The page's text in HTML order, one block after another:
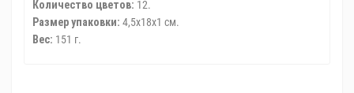
Количество цветов: 12.
Размер упаковки: 4,5х18х1 см.
Вес: 151 г.